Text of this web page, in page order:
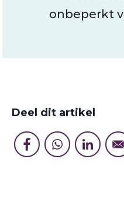
onbeperkt
Deel dit artikel